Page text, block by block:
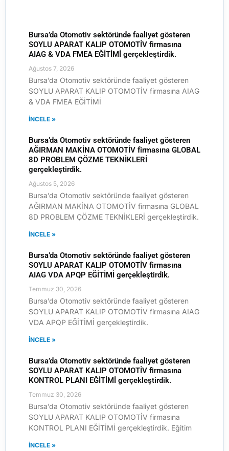
Bursa’da Otomotiv sektöründe faaliyet gösteren
SOYLU APARAT KALIP OTOMOTİV firmasına
AIAG & VDA FMEA EĞİTİMİ gerçekleştirdik.
Ağustos 7, 2026
Bursa’da Otomotiv sektöründe faaliyet gösteren
SOYLU APARAT KALIP OTOMOTİV firmasına AIAG
& VDA FMEA EĞİTİMİ
İNCELE »
Bursa’da Otomotiv sektöründe faaliyet gösteren
AĞIRMAN MAKİNA OTOMOTİV firmasına GLOBAL
8D PROBLEM ÇÖZME TEKNİKLERİ
gerçekleştirdik.
Ağustos 5, 2026
Bursa’da Otomotiv sektöründe faaliyet gösteren
AĞIRMAN MAKİNA OTOMOTİV firmasına GLOBAL
8D PROBLEM ÇÖZME TEKNİKLERİ gerçekleştirdik.
İNCELE »
Bursa’da Otomotiv sektöründe faaliyet gösteren
SOYLU APARAT KALIP OTOMOTİV firmasına
AIAG VDA APQP EĞİTİMİ gerçekleştirdik.
Temmuz 30, 2026
Bursa’da Otomotiv sektöründe faaliyet gösteren
SOYLU APARAT KALIP OTOMOTİV firmasına AIAG
VDA APQP EĞİTİMİ gerçekleştirdik.
İNCELE »
Bursa’da Otomotiv sektöründe faaliyet gösteren
SOYLU APARAT KALIP OTOMOTİV firmasına
KONTROL PLANI EĞİTİMİ gerçekleştirdik.
Temmuz 30, 2026
Bursa’da Otomotiv sektöründe faaliyet gösteren
SOYLU APARAT KALIP OTOMOTİV firmasına
KONTROL PLANI EĞİTİMİ gerçekleştirdik. Eğitim
İNCELE »